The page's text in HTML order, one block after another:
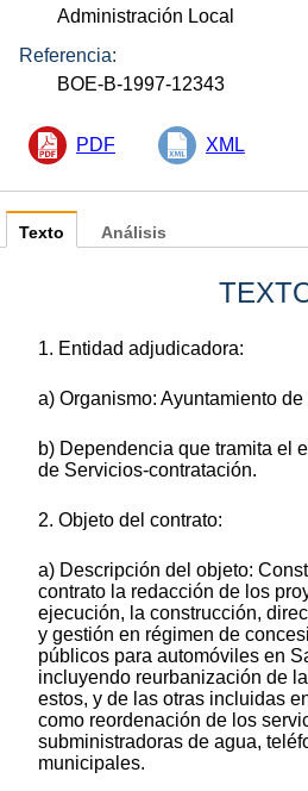
Administración Local
Referencia:
BOE-B-1997-12343
PDF XML
Texto
1. Entidad adjudicadora:
a) Organismo: Ayuntamiento
b) Dependencia que tramita el
de Servicios-contratación.
2. Objeto del contrato:
a) Descripción del objeto:
contrato la redacción de los
ejecución, la construcción,
y gestión en régimen de
públicos para automóviles en
incluyendo reurbanización de
estos, y de las otras incluidas
como reordenación de los
subministradoras de agua,
municipales.
Análisis